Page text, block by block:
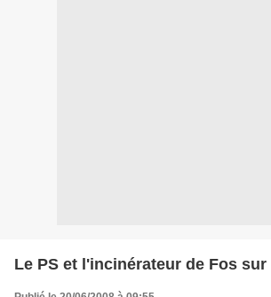
Le PS et l'incinérateur de Fos sur